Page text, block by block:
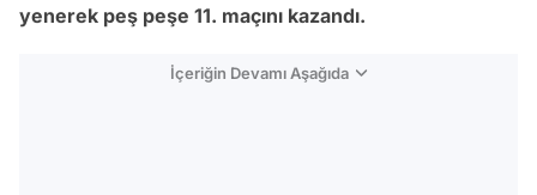
yenerek peş peşe 11. maçını kazandı.
İçeriğin Devamı Aşağıda